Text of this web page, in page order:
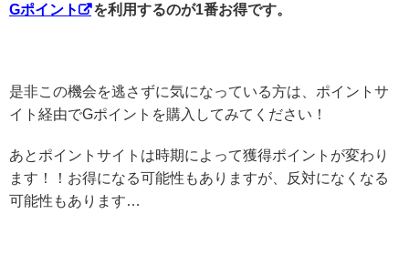
Gポイント を利用するのが1番お得です。
是非この機会を逃さずに気になっている方は、ポイントサ
イト経由でGポイントを購入してみてください！
あとポイントサイトは時期によって獲得ポイントが変わり
ます！！お得になる可能性もありますが、反対になくなる
可能性もあります…